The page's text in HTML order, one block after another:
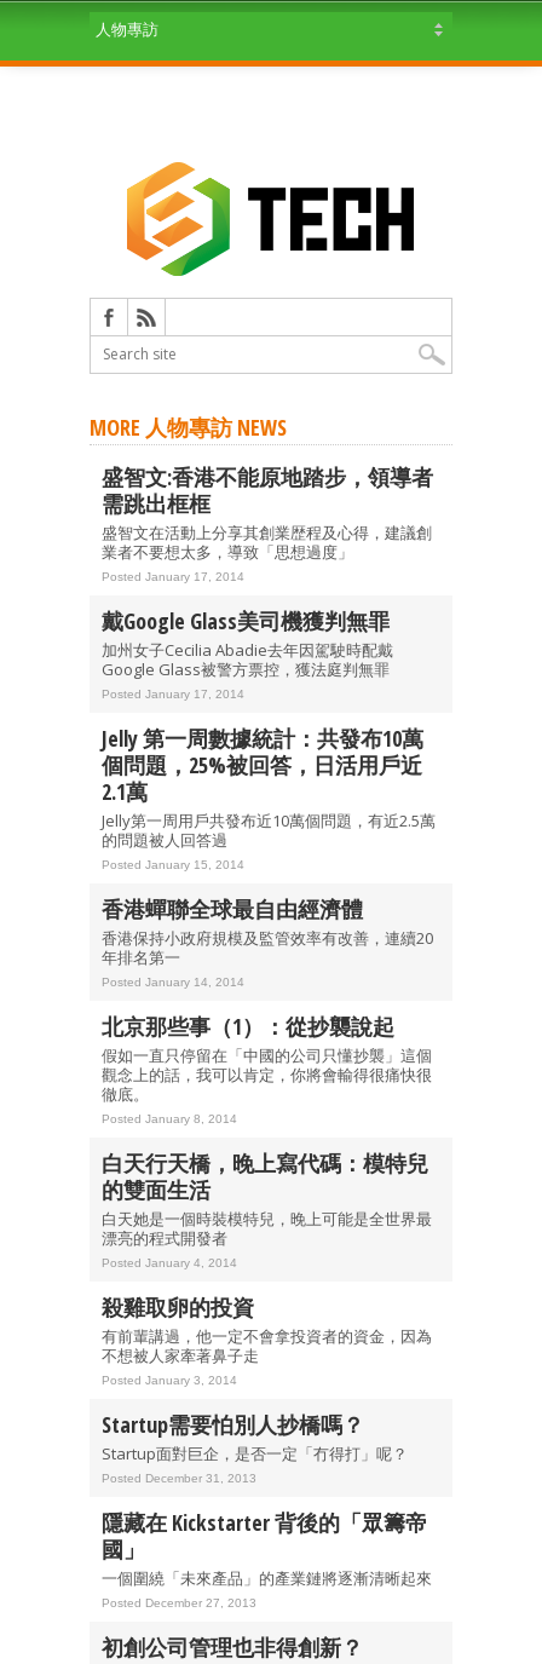
MORE 人物專訪 NEWS
盛智文:香港不能原地踏步，領導者
需跳出框框
盛智文在活動上分享其創業歴程及心得，建議創
業者不要想太多，導致「思想過度」
Posted January 17, 2014
戴Google Glass美司機獲判無罪
加州女子Cecilia Abadie去年因駕駛時配戴
Google Glass被警方票控，獲法庭判無罪
Posted January 17, 2014
Jelly 第一周數據統計：共發布10萬
個問題，25%被回答，日活用戶近
2.1萬
Jelly第一周用戶共發布近10萬個問題，有近2.5萬
的問題被人回答過
Posted January 15, 2014
香港蟬聯全球最自由經濟體
香港保持小政府規模及監管效率有改善，連續20
年排名第一
Posted January 14, 2014
北京那些事（1）：從抄襲說起
假如一直只停留在「中國的公司只懂抄襲」這個
觀念上的話，我可以肯定，你將會輸得很痛快很
徹底。
Posted January 8, 2014
白天行天橋，晚上寫代碼：模特兒
的雙面生活
白天她是一個時裝模特兒，晚上可能是全世界最
漂亮的程式開發者
Posted January 4, 2014
殺雞取卵的投資
有前輩講過，他一定不會拿投資者的資金，因為
不想被人家牽著鼻子走
Posted January 3, 2014
Startup需要怕別人抄橋嗎？
Startup面對巨企，是否一定「冇得打」呢？
Posted December 31, 2013
隱藏在 Kickstarter 背後的「眾籌帝
國」
一個圍繞「未來產品」的產業鏈將逐漸清晰起來
Posted December 27, 2013
初創公司管理也非得創新？